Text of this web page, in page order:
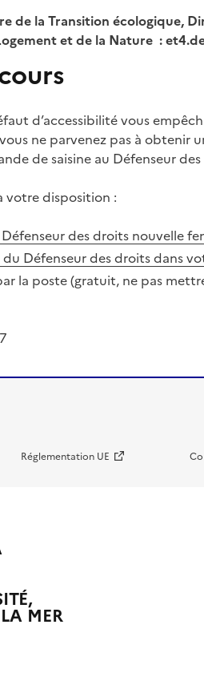
de la Transition écologique,
et de la Nature :
d’accessibilité vous
ne parvenez pas à
de saisine au Défenseur
votre disposition :
des droits nouvelle
Défenseur des droits dans
la poste (gratuit, ne pas
Réglementation UE
MER